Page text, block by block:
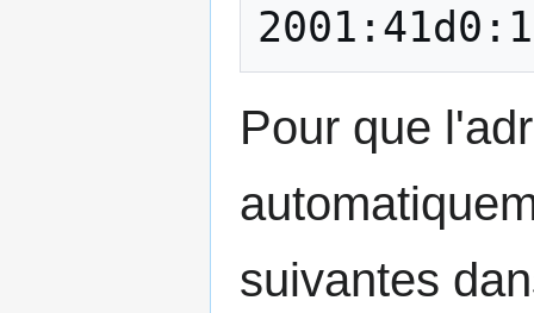
Pour que
suivantes